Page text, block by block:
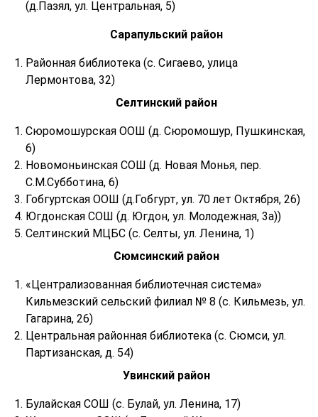
(д.Пазял, ул. Центральная, 5)
Сарапульский район
Районная библиотека (с. Сигаево, улица
Лермонтова, 32)
Селтинский район
Сюромошурская ООШ (д. Сюромошур, Пушкинская,
6)
Новомоньинская СОШ (д. Новая Монья, пер.
С.М.Субботина, 6)
Гобгуртская ООШ (д.Гобгурт, ул. 70 лет Октября, 26)
Югдонская СОШ (д. Югдон, ул. Молодежная, 3а))
Селтинский МЦБС (с. Селты, ул. Ленина, 1)
Сюмсинский район
«Централизованная библиотечная система»
Кильмезский сельский филиал № 8 (с. Кильмезь, ул.
Гагарина, 26)
Центральная районная библиотека (с. Сюмси, ул.
Партизанская, д. 54)
Увинский район
Булайская СОШ (с. Булай, ул. Ленина, 17)